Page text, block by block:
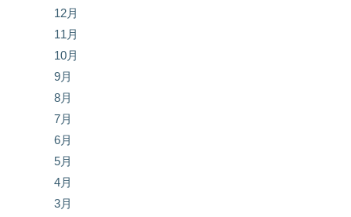
12月
11月
10月
9月
8月
7月
6月
5月
4月
3月